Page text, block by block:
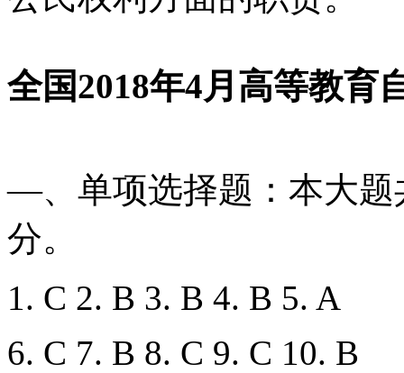
全国2018年4月高等教育
—、单项选择题：本大题
分。
1. C 2. B 3. B 4. B 5. A
6. C 7. B 8. C 9. C 10. B